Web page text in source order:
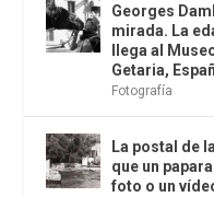
Georges
mirada. La
llega al
Getaria,
Fotografía
La postal de
que un
foto o un